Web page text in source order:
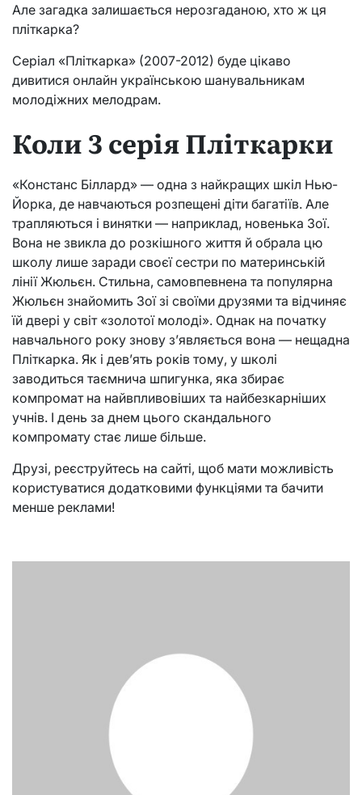
Але загадка залишається нерозгаданою, хто ж ця
пліткарка?
Серіал «Пліткарка» (2007-2012) буде цікаво
дивитися онлайн українською шанувальникам
молодіжних мелодрам.
Коли 3 серія Пліткарки
«Констанс Біллард» — одна з найкращих шкіл Нью-
Йорка, де навчаються розпещені діти багатіїв. Але
трапляються і винятки — наприклад, новенька Зої.
Вона не звикла до розкішного життя й обрала цю
школу лише заради своєї сестри по материнській
лінії Жюльєн. Стильна, самовпевнена та популярна
Жюльєн знайомить Зої зі своїми друзями та відчиняє
їй двері у світ «золотої молоді». Однак на початку
навчального року знову з’являється вона — нещадна
Пліткарка. Як і дев’ять років тому, у школі
заводиться таємнича шпигунка, яка збирає
компромат на найвпливовіших та найбезкарніших
учнів. І день за днем цього скандального
компромату стає лише більше.
Друзі, реєструйтесь на сайті, щоб мати можливість
користуватися додатковими функціями та бачити
менше реклами!